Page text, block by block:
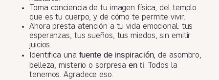
Toma conciencia de tu imagen física, del templo
que es tu cuerpo, y de cómo te permite vivir.
Ahora presta atención a tu vida emocional: tus
esperanzas, tus sueños, tus miedos, sin emitir
juicios.
Identifica una fuente de inspiración, de asombro,
belleza, misterio o sorpresaen ti. Todos la
tenemos. Agradece eso.